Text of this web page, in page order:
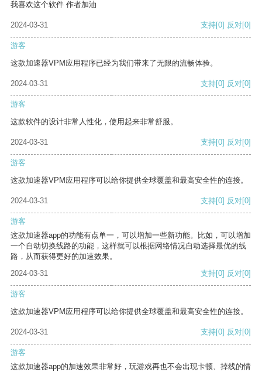
我喜欢这个软件 作者加油
2024-03-31 支持[0] 反对[0]
游客
这款加速器VPM应用程序已经为我们带来了无限的流畅体验。
2024-03-31 支持[0] 反对[0]
游客
这款软件的设计非常人性化，使用起来非常舒服。
2024-03-31 支持[0] 反对[0]
游客
这款加速器VPM应用程序可以给你提供全球覆盖和最高安全性的连接。
2024-03-31 支持[0] 反对[0]
游客
这款加速器app的功能有点单一，可以增加一些新功能。比如，可以增加
一个自动切换线路的功能，这样就可以根据网络情况自动选择最优的线
路，从而获得更好的加速效果。
2024-03-31
支持[0] 反对[0]
游客
这款加速器VPM应用程序可以给你提供全球覆盖和最高安全性的连接。
2024-03-31 支持[0] 反对[0]
游客
这款加速器app的加速效果非常好，玩游戏再也不会出现卡顿、掉线的情